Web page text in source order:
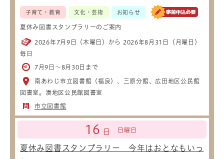
子育て・教育 文化・芸術 お知らせ
夏休み図書スタンプラリーのご案内
2026年7月9日（木曜日）から 2026年8月31日（月曜日）
毎日
7月9日～8月30日まで
南あわじ市立図書館（福良）、三原分館、広田地区公民館
図書室。湊地区公民館図書室
市立図書館
16 日 日曜日
夏休み図書スタンプラリー 今年はおとなもいっ